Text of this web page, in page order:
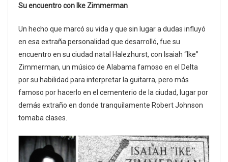
Su encuentro con Ike Zimmerman
Un hecho que marcó su vida y que sin lugar a dudas influyó
en esa extraña personalidad que desarrolló, fue su
encuentro en su ciudad natal Halezhurst, con Isaiah “Ike”
Zimmerman, un músico de Alabama famoso en el Delta
por su habilidad para interpretar la guitarra, pero más
famoso por hacerlo en el cementerio de la ciudad, lugar por
demás extraño en donde tranquilamente Robert Johnson
tomaba clases.